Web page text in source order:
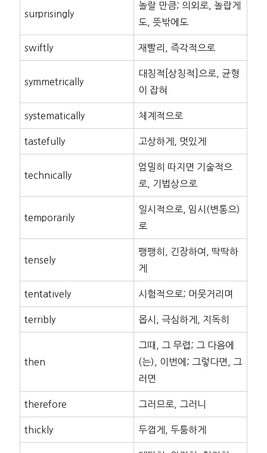
surprisingly
놀랄 만큼; 의외로, 놀랍게
도, 뜻밖에도
swiftly 재빨리, 즉각적으로
symmetrically
대칭적[상칭적]으로, 균형
이 잡혀
systematically 체계적으로
tastefully 고상하게, 멋있게
technically
엄밀히 따지면 기술적으
로, 기법상으로
temporarily
일시적으로, 임시(변통으)
로
tensely
팽팽히, 긴장하여, 딱딱하
게
tentatively 시험적으로; 머뭇거리며
terribly 몹시, 극심하게, 지독히
then
그때, 그 무렵; 그 다음에
(는), 이번에; 그렇다면, 그
러면
therefore 그러므로, 그러니
thickly 두껍게, 두툼하게